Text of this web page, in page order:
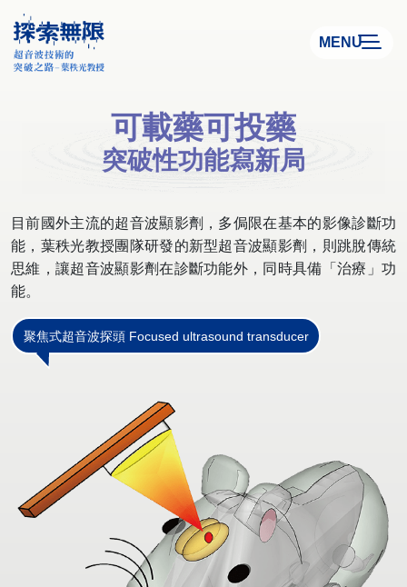
MENU
可載藥可投藥
可載藥可投藥
突破性功能寫新局
突破性功能寫新局
目前國外主流的超音波顯影劑，多侷限在基本的影像診斷功
能，葉秩光教授團隊研發的新型超音波顯影劑，則跳脫傳統
思維，讓超音波顯影劑在診斷功能外，同時具備「治療」功
能。
聚焦式超音波探頭 Focused ultrasound transducer